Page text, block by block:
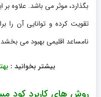
بگذارد، موثر می باشد. علاوه
تقویت کرده و توانایی آن را
نامساعد اقلیمی بهبود می
بیشتر بخوانید :